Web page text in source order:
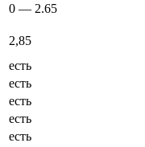
0 — 2.65
2,85
есть
есть
есть
есть
есть